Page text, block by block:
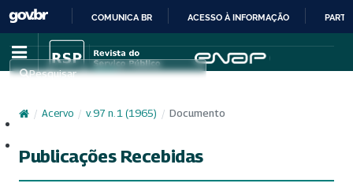
IR
PARA
CONTEÚDO
COMUNICA BR ACESSO À INFORMAÇÃO
Pesquisar
/ Acervo / v. 97 n. 1 (1965) / Documento
Publicações Recebidas